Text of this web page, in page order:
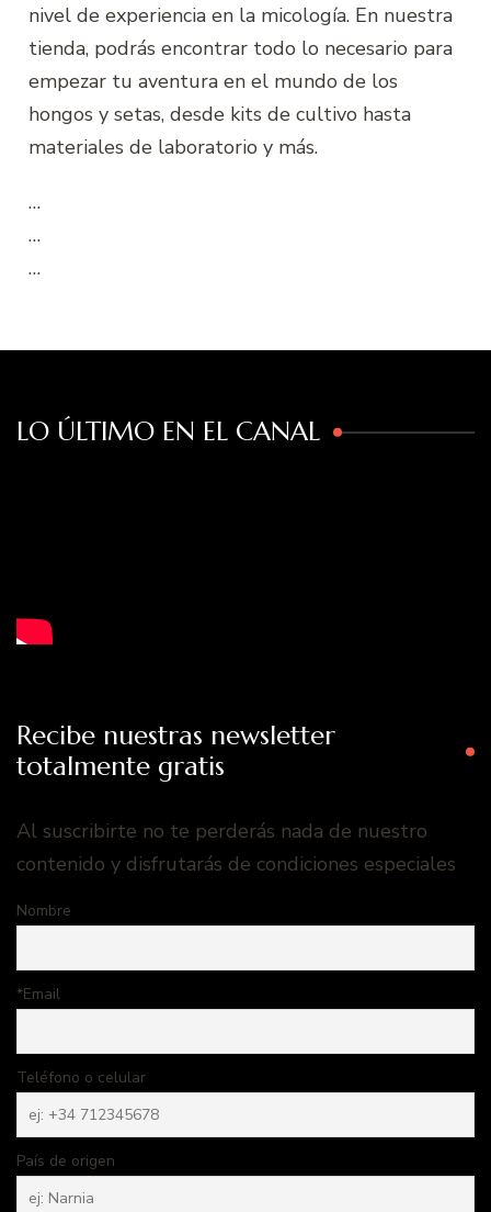
nivel de experiencia en la micología. En nuestra
tienda, podrás encontrar todo lo necesario para
empezar tu aventura en el mundo de los
hongos y setas, desde kits de cultivo hasta
materiales de laboratorio y más.
…
…
…
LO ÚLTIMO EN EL CANAL
Recibe nuestras newsletter
totalmente gratis
Al suscribirte no te perderás nada de nuestro
contenido y disfrutarás de condiciones especiales
Nombre
*Email
Teléfono o celular
País de origen